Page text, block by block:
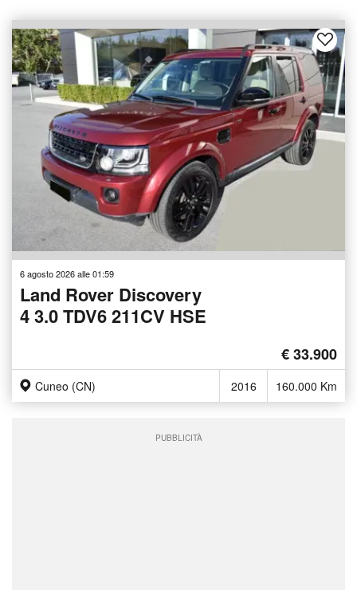
6 agosto 2026 alle 01:59
Land Rover Discovery
4 3.0 TDV6 211CV HSE
€ 33.900
Cuneo (CN) 2016 160.000 Km
PUBBLICITÀ